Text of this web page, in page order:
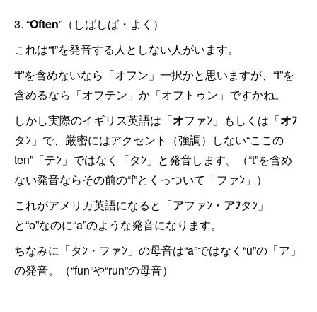
3. “Often”（しばしば・よく）
これは“t”を発音する人としない人がいます。
“t”を含めないなら「オフン」一択かと思いますが、“t”を
含めるなら「オフテン」か「オフトゥン」ですかね。
しかし実際のイギリス英語は「オファﾝ」もしくは「オﾌ
タﾝ」で、厳密にはアクセント（強調）しない“ここの
ten”「テﾝ」ではなく「タﾝ」と発音します。（“t”を含め
ない発音ならその前の“f”とくっついて「ファﾝ」）
これがアメリカ英語になると「アファﾝ・ アﾌタﾝ」
と“o”なのに“a”のような発音になります。
ちなみに「タﾝ・ファﾝ」の母音は“a”ではなく“u”の「ア」
の発音。（“fun”や“run”の母音）